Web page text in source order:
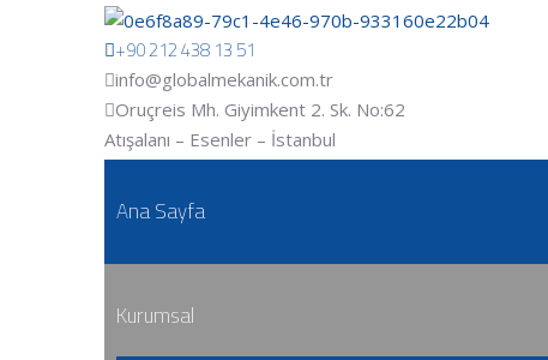
+90 212 438 13 51
info@globalmekanik.com.tr
Oruçreis Mh. Giyimkent 2. Sk. No:62
Atışalanı – Esenler – İstanbul
Ana Sayfa
Kurumsal